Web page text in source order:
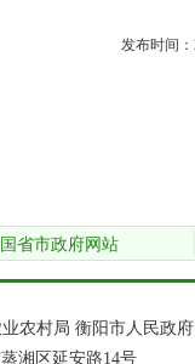
发布时间：
农村局 衡阳市人民政
湘区延安路14号